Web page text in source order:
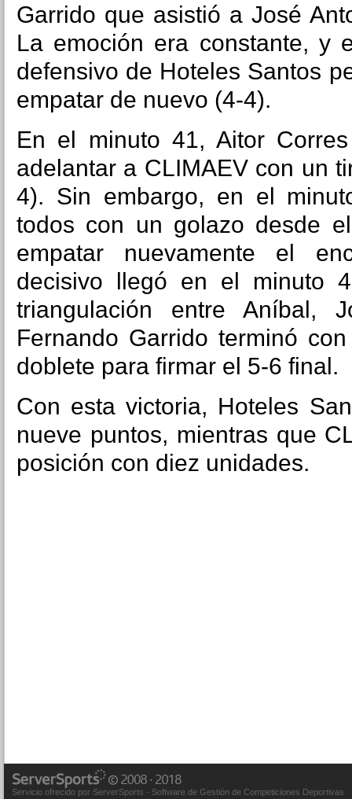
Garrido que asistió a José
La emoción era constante, y
defensivo de Hoteles Santos
empatar de nuevo (4-4).
En el minuto 41, Aitor
adelantar a CLIMAEV con un
4). Sin embargo, en el
todos con un golazo desde
empatar nuevamente el
decisivo llegó en el minuto
triangulación entre Aníbal,
Fernando Garrido terminó
doblete para firmar el 5-6 final.
Con esta victoria, Hoteles
nueve puntos, mientras que
posición con diez unidades.
Servicio ofrecido por ServerSports - Software de Gestión de Competiciones Deportivas